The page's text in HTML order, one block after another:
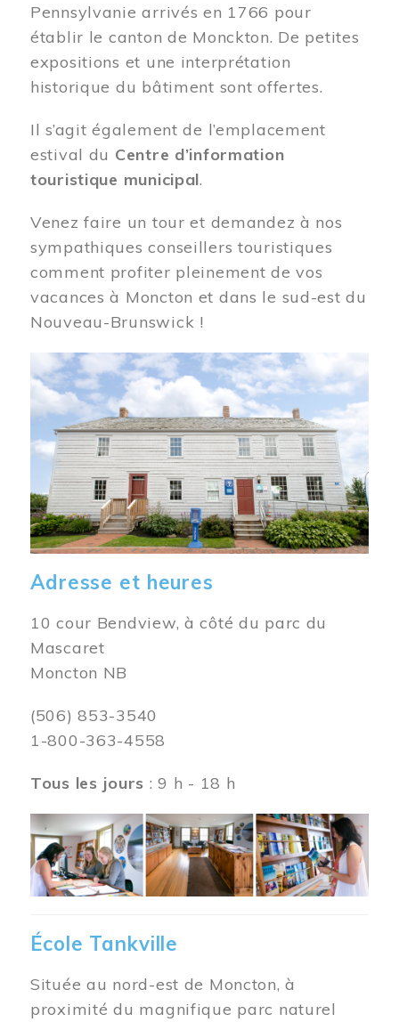
Pennsylvanie arrivés en 1766 pour
établir le canton de Monckton. De petites
expositions et une interprétation
historique du bâtiment sont offertes.
Il s’agit également de l’emplacement
estival du Centre d’information
touristique municipal.
Venez faire un tour et demandez à nos
sympathiques conseillers touristiques
comment profiter pleinement de vos
vacances à Moncton et dans le sud-est du
Nouveau-Brunswick !
Image
Adresse et heures
10 cour Bendview, à côté du parc du
Mascaret
Moncton NB
(506) 853-3540
1-800-363-4558
Tous les jours : 9 h - 18 h
Image
École Tankville
Située au nord-est de Moncton, à
proximité du magnifique parc naturel